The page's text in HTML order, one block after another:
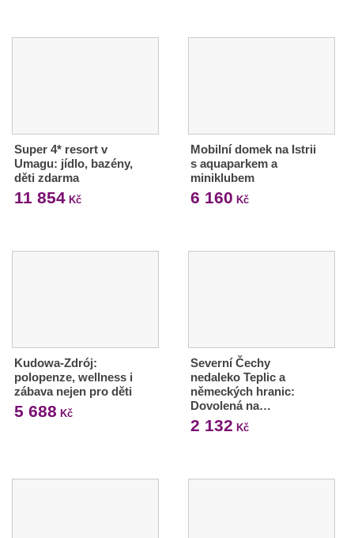
Super 4* resort v
Umagu: jídlo, bazény,
děti zdarma
11 854 Kč
Mobilní domek na Istrii
s aquaparkem a
miniklubem
6 160 Kč
Kudowa-Zdrój:
polopenze, wellness i
zábava nejen pro děti
5 688 Kč
Severní Čechy
nedaleko Teplic a
německých hranic:
Dovolená na…
2 132 Kč